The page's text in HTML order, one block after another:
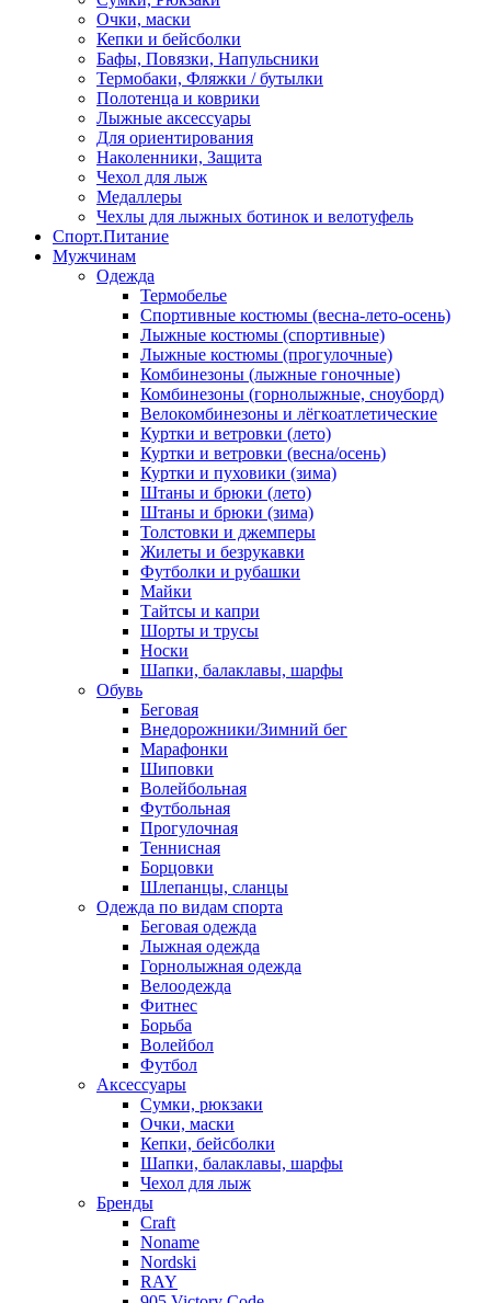
Очки, маски
Кепки и бейсболки
Бафы, Повязки, Напульсники
Термобаки, Фляжки / бутылки
Полотенца и коврики
Лыжные аксессуары
Для ориентирования
Наколенники, Защита
Чехол для лыж
Медаллеры
Чехлы для лыжных ботинок и велотуфель
Спорт.Питание
Мужчинам
Одежда
Термобелье
Спортивные костюмы (весна-лето-осень)
Лыжные костюмы (спортивные)
Лыжные костюмы (прогулочные)
Комбинезоны (лыжные гоночные)
Комбинезоны (горнолыжные, сноуборд)
Велокомбинезоны и лёгкоатлетические
Куртки и ветровки (лето)
Куртки и ветровки (весна/осень)
Куртки и пуховики (зима)
Штаны и брюки (лето)
Штаны и брюки (зима)
Толстовки и джемперы
Жилеты и безрукавки
Футболки и рубашки
Майки
Тайтсы и капри
Шорты и трусы
Носки
Шапки, балаклавы, шарфы
Обувь
Беговая
Внедорожники/Зимний бег
Марафонки
Шиповки
Волейбольная
Футбольная
Прогулочная
Теннисная
Борцовки
Шлепанцы, сланцы
Одежда по видам спорта
Беговая одежда
Лыжная одежда
Горнолыжная одежда
Велоодежда
Фитнес
Борьба
Волейбол
Футбол
Аксессуары
Сумки, рюкзаки
Очки, маски
Кепки, бейсболки
Шапки, балаклавы, шарфы
Чехол для лыж
Бренды
Craft
Noname
Nordski
RAY